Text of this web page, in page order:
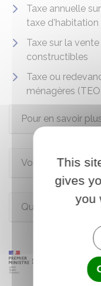
Taxe annuelle
taxe d'habitation
Taxe sur la
constructibles
Taxe ou
ménagères
Pour en savoir
Voir aussi
Questions ?
This
gives
you